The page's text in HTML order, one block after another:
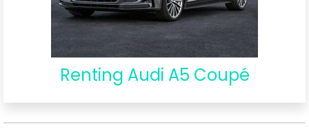
Renting Audi A5 Coupé